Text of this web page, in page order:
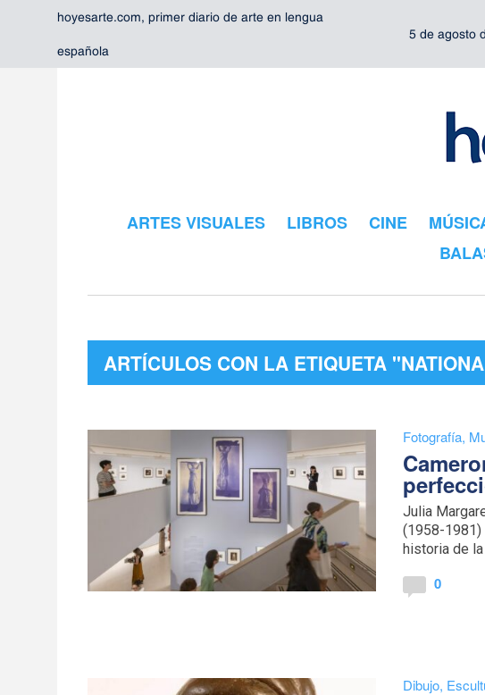
hoyesarte.com, primer diario de arte en lengua
española
5 de agosto
ARTES VISUALES LIBROS CINE
ARTÍCULOS CON LA ETIQUETA
Fotografía,
Julia
(1958-
historia de
0
Dibujo,